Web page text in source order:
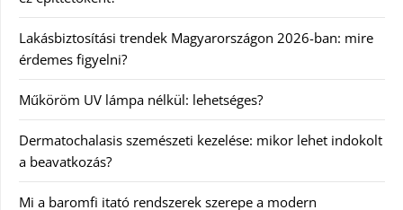
Lakásbiztosítási trendek Magyarországon 2026-ban: mire
érdemes figyelni?
Műköröm UV lámpa nélkül: lehetséges?
Dermatochalasis szemészeti kezelése: mikor lehet indokolt
a beavatkozás?
Mi a baromfi itató rendszerek szerepe a modern